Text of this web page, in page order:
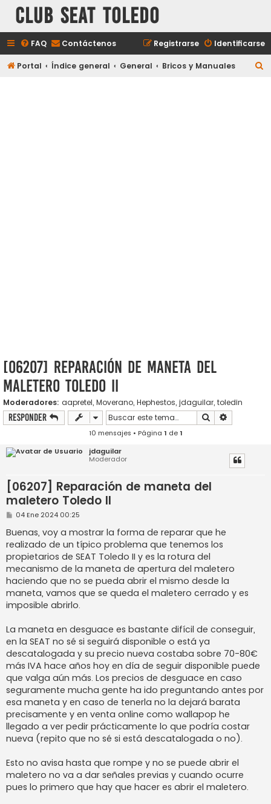
Club Seat Toledo
FAQ Contáctenos Identificarse
Registrarse
Portal Índice general General Bricos y Manuales
[06207] Reparación de maneta del
maletero Toledo II
Moderadores: aapretel, Moverano, Hephestos, jdaguilar, toledin
Responder Buscar
10 mensajes • Página 1 de1
jdaguilar
Moderador
[06207] Reparación de maneta del
maletero Toledo II
M
n
s
a
j
e
04 Ene 2024 00:25
Buenas, voy a mostrar la forma de reparar que he
realizado de un típico problema que tenemos los
propietarios de SEAT Toledo II y es la rotura del
mecanismo de la maneta de apertura del maletero
haciendo que no se pueda abrir el mismo desde la
maneta, vamos que se queda el maletero cerrado y es
imposible abrirlo.
La maneta en desguace es bastante difícil de conseguir,
en la SEAT no sé si seguirá disponible o está ya
descatalogada y su precio nueva costaba sobre 70-80€
más IVA hace años hoy en día de seguir disponible puede
que valga aún más. Los precios de desguace en caso
seguramente mucha gente ha ido preguntando antes por
esa maneta y en caso de tenerla no la dejará barata
precisamente y en venta online como wallapop he
llegado a ver pedir prácticamente lo que podría costar
nueva (repito que no sé si está descatalogada o no).
Esto no avisa hasta que rompe y no se puede abrir el
maletero no va a dar señales previas y cuando ocurre
pues lo primero que hay que hacer es abrir el maletero.